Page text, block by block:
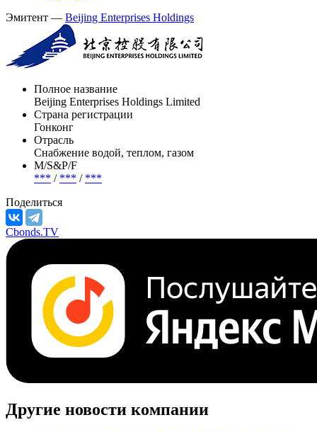
Эмитент — Beijing Enterprises Holdings
Полное название
Beijing Enterprises Holdings Limited
Страна регистрации
Гонконг
Отрасль
Снабжение водой, теплом, газом
М/S&P/F
*** / *** / ***
Поделиться
Cbonds.TV
Другие новости компании